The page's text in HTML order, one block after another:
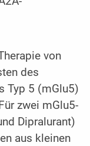
von
des
Typ 5 (mGlu5)
zwei mGlu5-
Dipralurant)
aus kleinen